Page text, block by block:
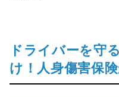
ドライバーを守
け！人身傷害保